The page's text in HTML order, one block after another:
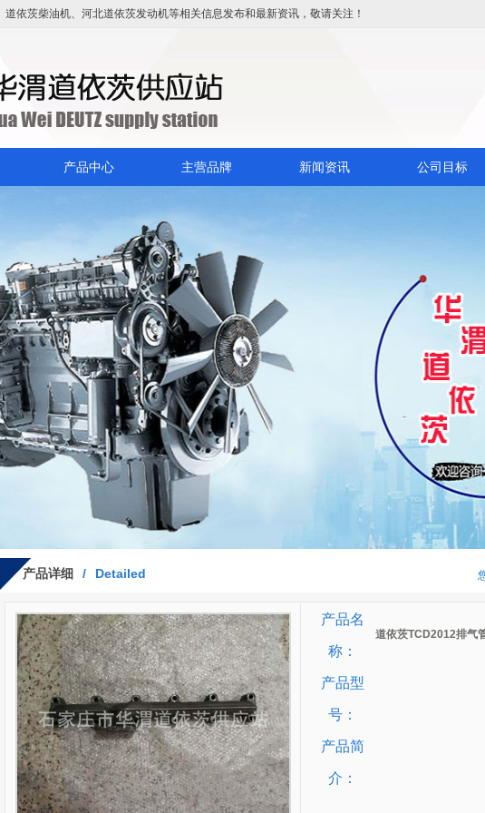
道依茨柴油机、 河北道依茨发动机等相关信息发布和最新资讯，敬请关注！
产品中心 主营品牌 新闻资讯 公司目标
产品详细 / Detailed
产品名
称：
道依茨TCD2012排气
产品型
号：
产品简
介：